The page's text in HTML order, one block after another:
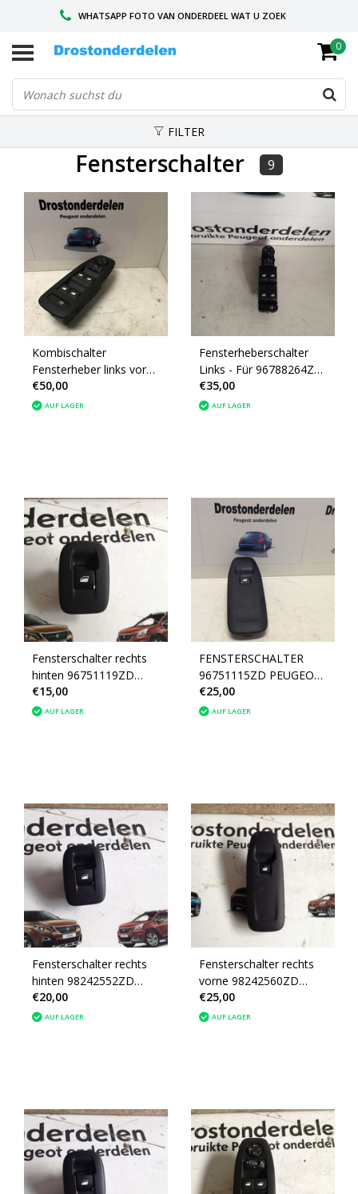
WHATSAPP FOTO VAN ONDERDEEL WAT U ZOEK
VOOR 16.00 BESTELD, VANDAAG VERZONDEN
GESPECIALISEERD PEUGEOT
0
FILTER
Fensterschalter 9
Kombischalter
Fensterheber links vorne
96749624ZD Peugeot
2008
€50,00
AUF LAGER
Fensterheberschalter
Links - Für 96788264ZD
Peugeot 2008 II P24E
€35,00
AUF LAGER
Fensterschalter rechts
hinten 96751119ZD
Peugeot 2008
€15,00
AUF LAGER
FENSTERSCHALTER
96751115ZD PEUGEOT
2008
€25,00
AUF LAGER
Fensterschalter rechts
hinten 98242552ZD
Peugeot 2008
€20,00
AUF LAGER
Fensterschalter rechts
vorne 98242560ZD
Peugeot 2008
€25,00
AUF LAGER